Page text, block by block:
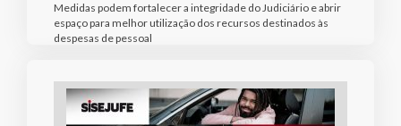
Medidas podem fortalecer a integridade do Judiciário e abrir
espaço para melhor utilização dos recursos destinados às
despesas de pessoal